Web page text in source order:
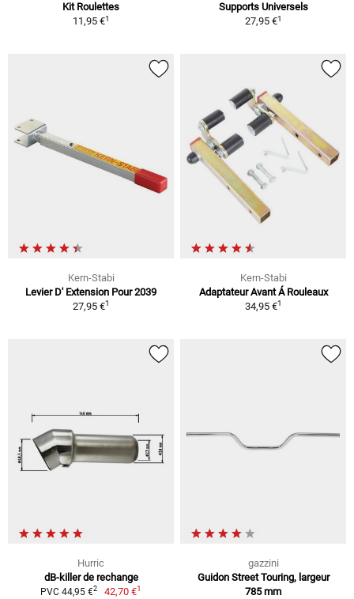
Kit Roulettes
11,95 €1
Supports Universels
27,95 €1
Kern-Stabi
Levier D' Extension Pour 2039
27,95 €1
Kern-Stabi
Adaptateur Avant Á Rouleaux
34,95 €1
Hurric
dB-killer de rechange
PVC 44,95 €2 42,70 €1
gazzini
Guidon Street Touring, largeur
785 mm